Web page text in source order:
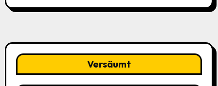
Versäumt